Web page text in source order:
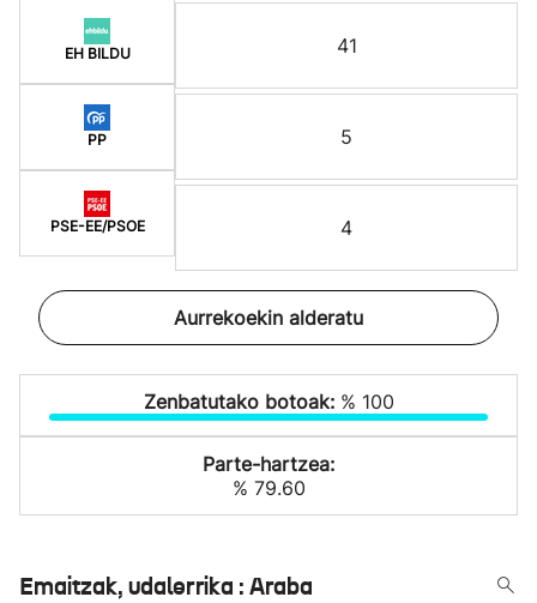
EH BILDU
PP
PSE-EE/PSOE
41
5
4
Aurrekoekin alderatu
Zenbatutako botoak: % 100
Parte-hartzea:
% 79.60
Emaitzak, udalerrika : Araba